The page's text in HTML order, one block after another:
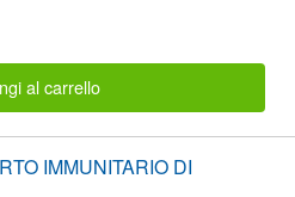
al carrello
IMMUNITARIO DI